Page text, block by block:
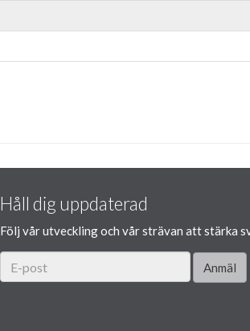
Håll dig uppdaterad
Följ vår utveckling och vår strävan att stärka
Anmäl